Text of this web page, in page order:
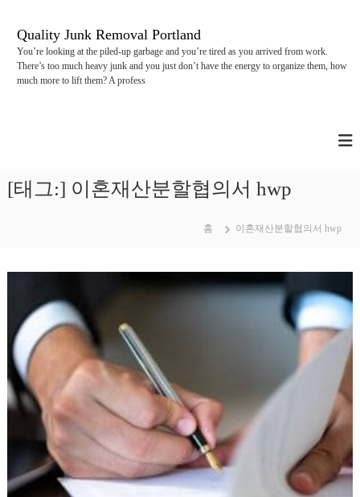
Quality Junk Removal Portland
You’re looking at the piled-up garbage and you’re tired as you arrived from work.
There’s too much heavy junk and you just don’t have the energy to organize them, how
much more to lift them? A profess
[태그:] 이혼재산분할협의서 hwp
홈 이혼재산분할협의서 hwp